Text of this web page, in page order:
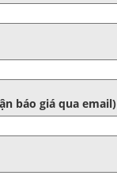
báo giá qua email)